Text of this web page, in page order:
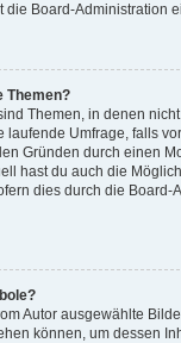
die Board-Administration
Themen?
Themen, in denen
laufende Umfrage, falls
Gründen durch einen
hast du auch die
dies durch die Board-
Autor ausgewählte
können, um dessen